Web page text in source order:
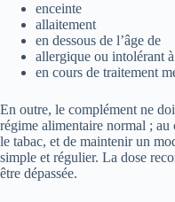
enceinte
allaitement
en dessous de l’âge de
allergique ou intolérant
en cours de traitement
En outre, le complément ne
régime alimentaire normal ;
le tabac, et de maintenir un
simple et régulier. La dose
être dépassée.